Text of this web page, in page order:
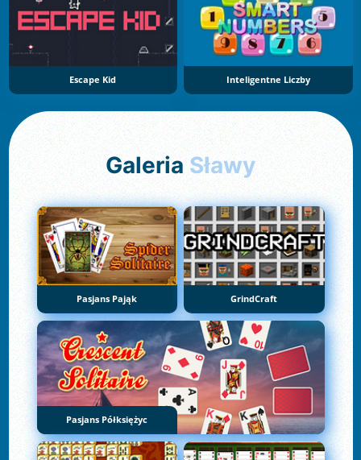
Escape Kid Inteligentne Liczby
Galeria Sławy
Pasjans Pająk GrindCraft
Pasjans Półksiężyc